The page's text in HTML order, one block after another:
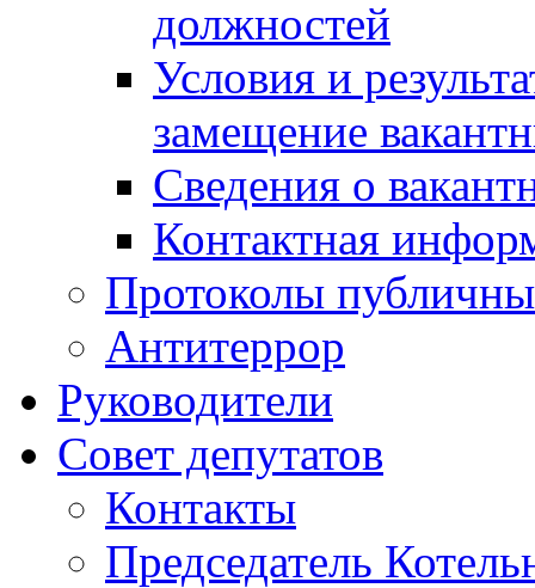
должностей
Условия и
замещение
Сведения о
Контактная
Протоколы
Антитеррор
Руководители
Совет депутатов
Контакты
Председатель